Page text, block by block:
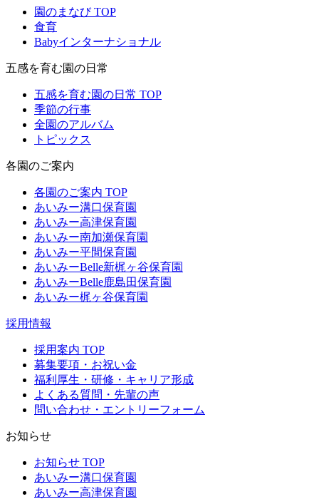
園のまなび TOP
食育
Babyインターナショナル
五感を育む園の日常
五感を育む園の日常 TOP
季節の行事
全園のアルバム
トピックス
各園のご案内
各園のご案内 TOP
あいみー溝口保育園
あいみー高津保育園
あいみー南加瀬保育園
あいみー平間保育園
あいみーBelle新梶ヶ谷保育園
あいみーBelle鹿島田保育園
あいみー梶ヶ谷保育園
採用情報
採用案内 TOP
募集要項・お祝い金
福利厚生・研修・キャリア形成
よくある質問・先輩の声
問い合わせ・エントリーフォーム
お知らせ
お知らせ TOP
あいみー溝口保育園
あいみー高津保育園